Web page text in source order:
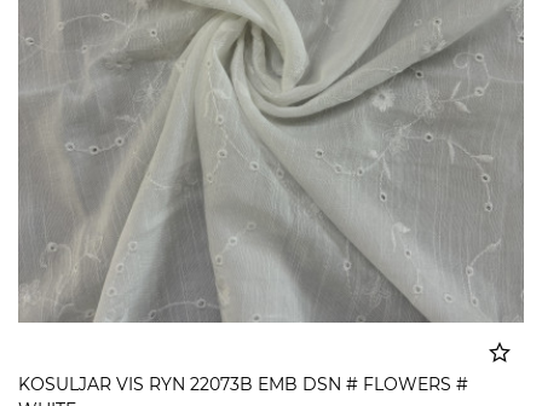
KOSULJAR VIS RYN 22073B EMB DSN # FLOWERS #